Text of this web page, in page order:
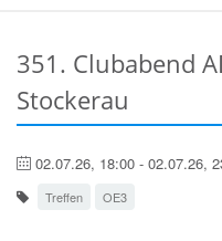
351. Clubabend
Stockerau
02.07.26, 18:00 - 02.07.26,
Treffen OE3